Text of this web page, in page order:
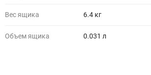
Вес ящика 6.4 кг
Объем ящика 0.031 л